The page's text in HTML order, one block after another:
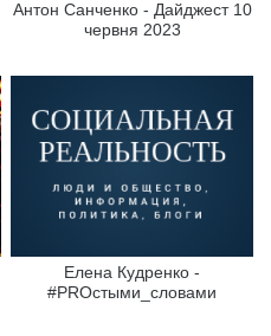
Антон Санченко - Дайджест 10
червня 2023
Елена Кудренко -
#PROстыми_словами